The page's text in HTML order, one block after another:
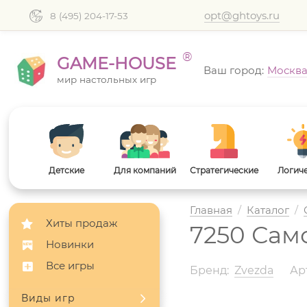
8 (495) 204-17-53 opt@ghtoys.ru
GAME-HOUSE ®
мир настольных игр
Ваш город:
Детские Для компаний Стратегические
Хиты продаж
Новинки
Все игры
Виды игр
Главная / Каталог /
7250
Бренд: Zvezda